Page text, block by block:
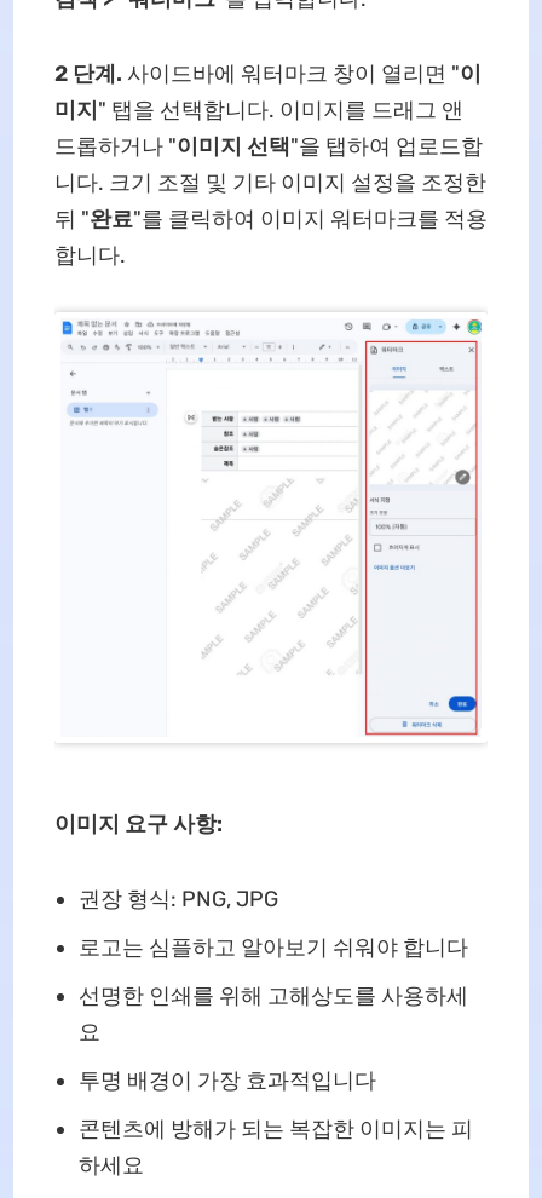
2 단계. 사이드바에 워터마크 창이 열리면 "이
미지" 탭을 선택합니다. 이미지를 드래그 앤
드롭하거나 "이미지 선택"을 탭하여 업로드합
니다. 크기 조절 및 기타 이미지 설정을 조정한
뒤 "완료"를 클릭하여 이미지 워터마크를 적용
합니다.
이미지 요구 사항:
권장 형식: PNG, JPG
로고는 심플하고 알아보기 쉬워야 합니다
선명한 인쇄를 위해 고해상도를 사용하세
요
투명 배경이 가장 효과적입니다
콘텐츠에 방해가 되는 복잡한 이미지는 피
하세요